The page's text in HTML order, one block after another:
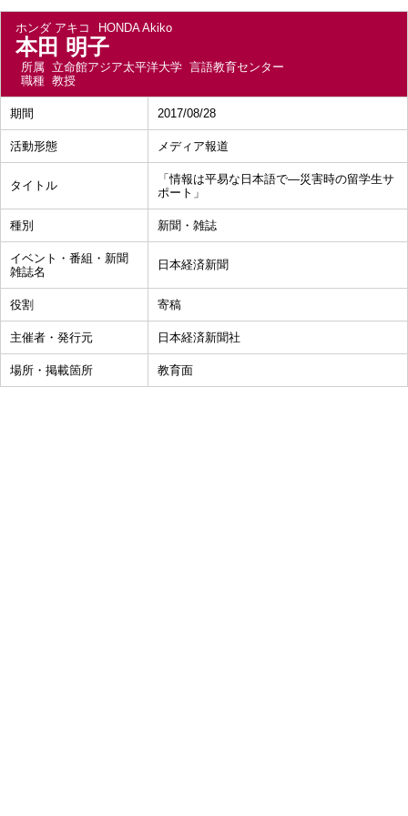
ホンダ アキコ HONDA Akiko
本田 明子
所属 立命館アジア太平洋大学 言語教育センター
職種 教授
期間 2017/08/28
活動形態 メディア報道
タイトル
「情報は平易な日本語で―災害時の留学生サ
ポート」
種別 新聞・雑誌
イベント・番組・新聞
雑誌名
日本経済新聞
役割 寄稿
主催者・発行元 日本経済新聞社
場所・掲載箇所 教育面